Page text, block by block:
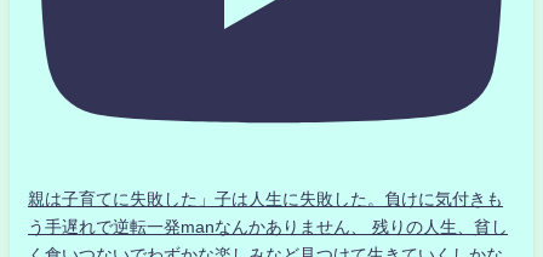
親は子育てに失敗した」子は人生に失敗した。負けに気付きも
う手遅れで逆転一発manなんかありません、 残りの人生、貧し